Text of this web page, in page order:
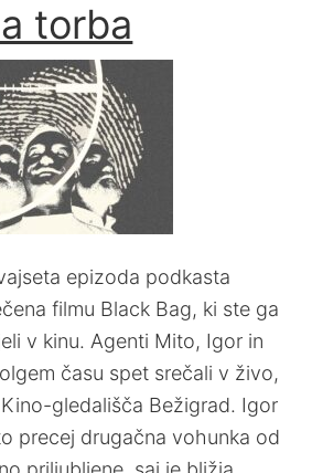
torba
epizoda podkasta
filmu Black Bag, ki ste ga
v kinu. Agenti Mito, Igor in
času spet srečali v živo,
gledališča Bežigrad. Igor
precej drugačna vohunka od